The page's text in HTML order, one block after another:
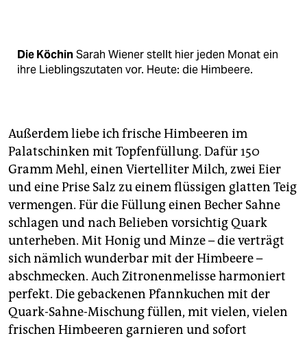
Die KöchinSarah Wiener stellt hier jeden Monat ein
ihre Lieblings­zutaten vor. Heute: die Himbeere.
Außerdem liebe ich frische Himbeeren im
Palatschinken mit Topfenfüllung. Dafür 150
Gramm Mehl, einen Viertelliter Milch, zwei Eier
und eine Prise Salz zu einem flüssigen glatten Teig
vermengen. Für die Füllung einen Becher Sahne
schlagen und nach Belieben vorsichtig Quark
unterheben. Mit Honig und Minze – die verträgt
sich nämlich wunderbar mit der Himbeere –
abschmecken. Auch Zitronenmelisse harmoniert
perfekt. Die gebackenen Pfannkuchen mit der
Quark-Sahne-Mischung füllen, mit vielen, vielen
frischen Himbeeren garnieren und sofort